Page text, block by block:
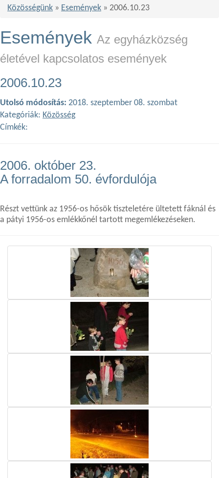
Közösségünk » Események » 2006.10.23
Események Az egyházközség
életével kapcsolatos események
2006.10.23
Utolsó módosítás: 2018. szeptember 08. szombat
Kategóriák: Közösség
Címkék:
2006. október 23.
A forradalom 50. évfordulója
Részt vettünk az 1956-os hősök tiszteletére ültetett fáknál és
a pátyi 1956-os emlékkőnél tartott megemlékezéseken.